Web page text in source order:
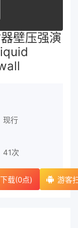
壁压强演
现行
41次
载(0点) 游客